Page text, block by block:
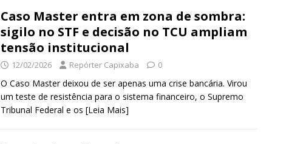
Caso Master entra em zona de sombra:
sigilo no STF e decisão no TCU ampliam
tensão institucional
12/02/2026 Repórter Capixaba 0
O Caso Master deixou de ser apenas uma crise bancária. Virou
um teste de resistência para o sistema financeiro, o Supremo
Tribunal Federal e os [Leia Mais]